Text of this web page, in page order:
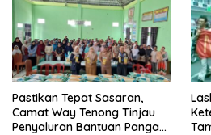
Pastikan Tepat Sasaran,
Camat Way Tenong Tinjau
Penyaluran Bantuan Pangan